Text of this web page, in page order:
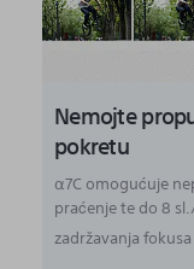
Nemojte
pokretu
α7C omogućuje
praćenje te do 8
zadržavanja